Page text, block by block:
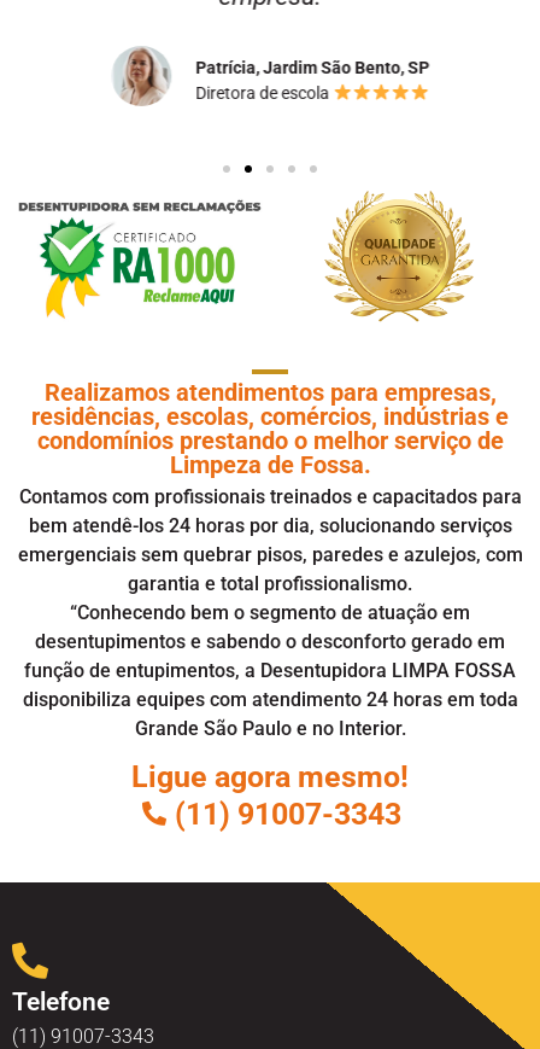
Patrícia, Jardim São Bento, SP
Diretora de escola
Realizamos atendimentos para empresas,
residências, escolas, comércios, indústrias e
condomínios prestando o melhor serviço de
Limpeza de Fossa.
Contamos com profissionais treinados e capacitados para
bem atendê-los 24 horas por dia, solucionando serviços
emergenciais sem quebrar pisos, paredes e azulejos, com
garantia e total profissionalismo.
“Conhecendo bem o segmento de atuação em
desentupimentos e sabendo o desconforto gerado em
função de entupimentos, a Desentupidora LIMPA FOSSA
disponibiliza equipes com atendimento 24 horas em toda
Grande São Paulo e no Interior.
Ligue agora mesmo!
(11) 91007-3343
Telefone
(11) 91007-3343